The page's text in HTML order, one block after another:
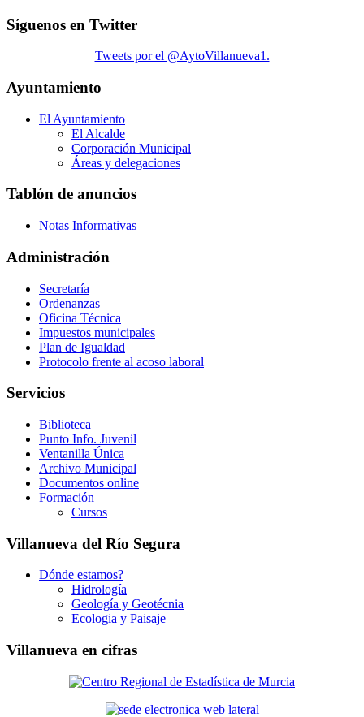
Síguenos en Twitter
Tweets por el @AytoVillanueva1.
Ayuntamiento
El Ayuntamiento
El Alcalde
Corporación Municipal
Áreas y delegaciones
Tablón de anuncios
Notas Informativas
Administración
Secretaría
Ordenanzas
Oficina Técnica
Impuestos municipales
Plan de Igualdad
Protocolo frente al acoso laboral
Servicios
Biblioteca
Punto Info. Juvenil
Ventanilla Única
Archivo Municipal
Documentos online
Formación
Cursos
Villanueva del Río Segura
Dónde estamos?
Hidrología
Geología y Geotécnia
Ecologia y Paisaje
Villanueva en cifras